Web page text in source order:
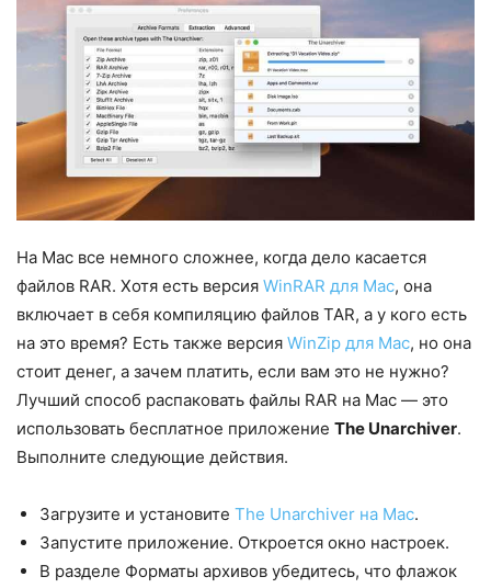
На Mac все немного сложнее, когда дело касается
файлов RAR. Хотя есть версия WinRAR для Mac, она
включает в себя компиляцию файлов TAR, а у кого есть
на это время? Есть также версия WinZip для Mac, но она
стоит денег, а зачем платить, если вам это не нужно?
Лучший способ распаковать файлы RAR на Mac — это
использовать бесплатное приложение The Unarchiver.
Выполните следующие действия.
Загрузите и установите The Unarchiver на Mac.
Запустите приложение. Откроется окно настроек.
В разделе Форматы архивов убедитесь, что флажок